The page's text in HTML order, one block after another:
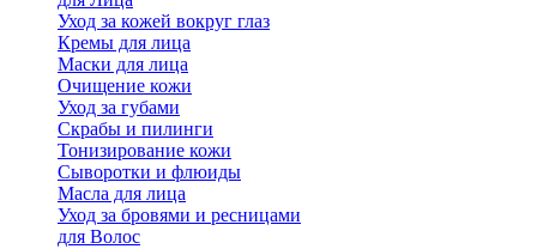
Уход за кожей вокруг глаз
Кремы для лица
Маски для лица
Очищение кожи
Уход за губами
Скрабы и пилинги
Тонизирование кожи
Сыворотки и флюиды
Масла для лица
Уход за бровями и ресницами
для Волос